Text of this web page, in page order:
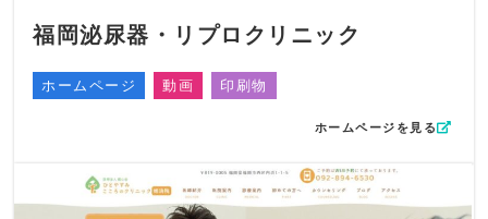
福岡泌尿器・リプロクリニック
ホームページ 動画 印刷物
ホームページを見る